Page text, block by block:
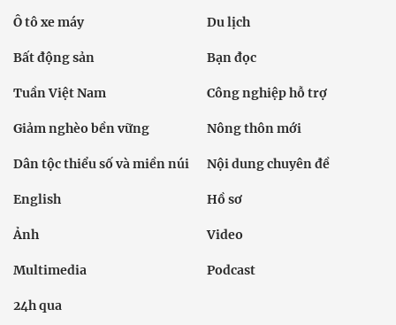
Ô tô xe máy Du lịch
Bất động sản Bạn đọc
Tuần Việt Nam Công nghiệp hỗ trợ
Giảm nghèo bền vững Nông thôn mới
Dân tộc thiểu số và miền núi Nội dung chuyên đề
English Hồ sơ
Ảnh Video
Multimedia Podcast
24h qua